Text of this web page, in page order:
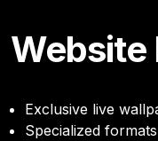
Website
Exclusive live
Specialized